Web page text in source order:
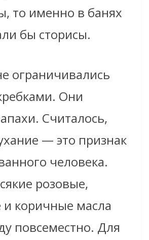
то именно в банях
бы сторисы.
ограничивались
Они
Считалось,
— это признак
человека.
розовые,
коричные масла
повсеместно. Для